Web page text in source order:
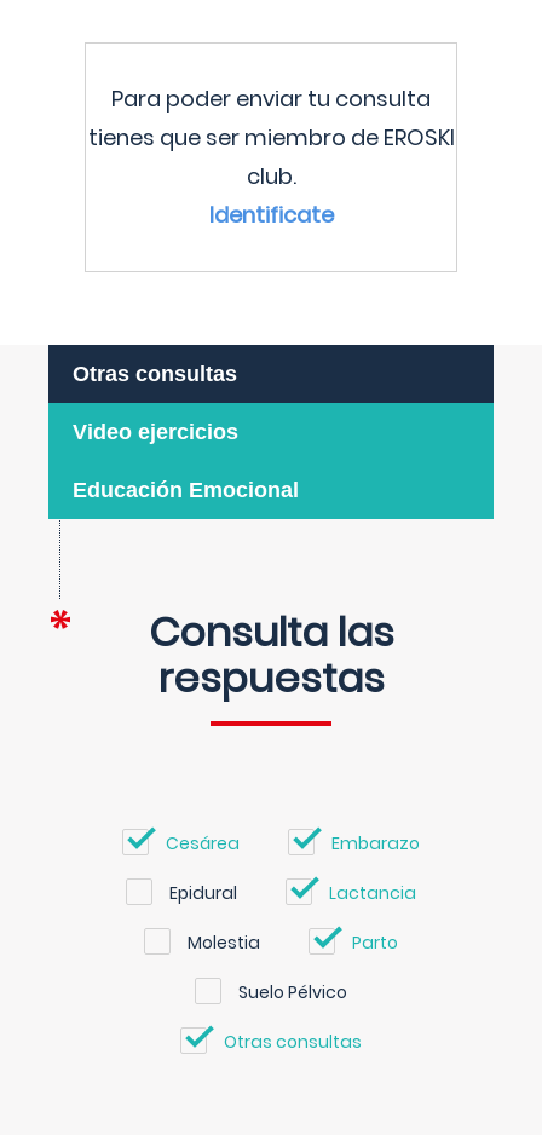
Para poder enviar tu consulta
tienes que ser miembro de EROSKI
club.
Identificate
Otras consultas
Video ejercicios
Educación Emocional
Consulta las
respuestas
Cesárea Embarazo
Epidural Lactancia
Molestia Parto
Suelo Pélvico
Otras consultas